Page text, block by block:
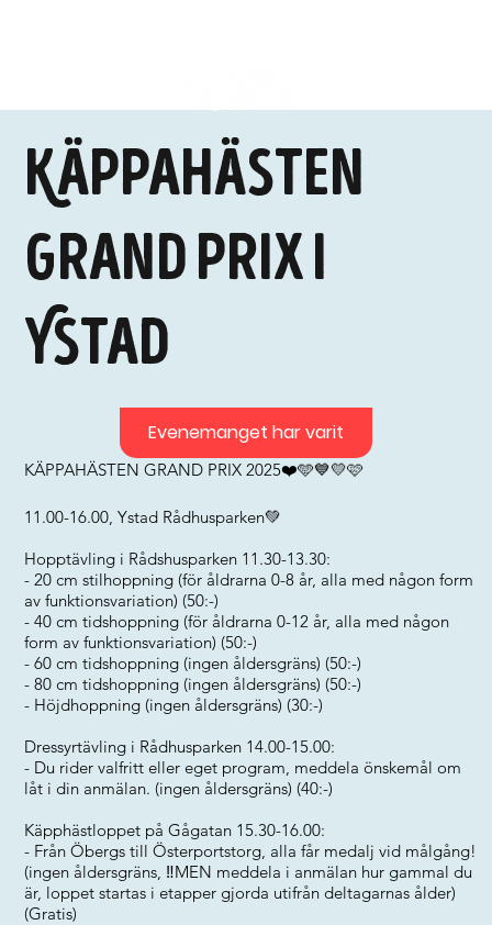
Käppahästen
Grand Prix i
Ystad
KÄPPAHÄSTEN GRAND PRIX 2025❤️🩵💙💛🩷
11.00-16.00, Ystad Rådhusparken💚
Hopptävling i Rådshusparken 11.30-13.30:
- 20 cm stilhoppning (för åldrarna 0-8 år, alla med någon form
av funktionsvariation) (50:-)
- 40 cm tidshoppning (för åldrarna 0-12 år, alla med någon
form av funktionsvariation) (50:-)
- 60 cm tidshoppning (ingen åldersgräns) (50:-)
- 80 cm tidshoppning (ingen åldersgräns) (50:-)
- Höjdhoppning (ingen åldersgräns) (30:-)
Dressyrtävling i Rådhusparken 14.00-15.00:
- Du rider valfritt eller eget program, meddela önskemål om
låt i din anmälan. (ingen åldersgräns) (40:-)
Käpphästloppet på Gågatan 15.30-16.00:
- Från Öbergs till Österportstorg, alla får medalj vid målgång!
(ingen åldersgräns, ‼️MEN meddela i anmälan hur gammal du
är, loppet startas i etapper gjorda utifrån deltagarnas ålder)
(Gratis)
Evenemanget har varit